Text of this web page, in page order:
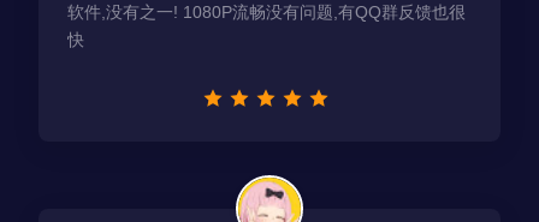
软件,没有之一! 1080P流畅没有问题,有QQ群反馈也很
快